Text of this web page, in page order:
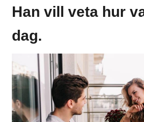
Han vill veta hur
dag.